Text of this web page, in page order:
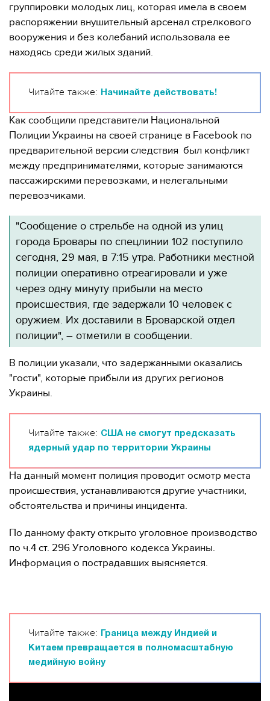
группировки молодых лиц, которая имела в своем
распоряжении внушительный арсенал стрелкового
вооружения и без колебаний использовала ее
находясь среди жилых зданий.
Читайте также: Начинайте действовать!
Как сообщили представители Национальной
Полиции Украины на своей странице в Facebook по
предварительной версии следствия был конфликт
между предпринимателями, которые занимаются
пассажирскими перевозками, и нелегальными
перевозчиками.
"Сообщение о стрельбе на одной из улиц
города Бровары по спецлинии 102 поступило
сегодня, 29 мая, в 7:15 утра. Работники местной
полиции оперативно отреагировали и уже
через одну минуту прибыли на место
происшествия, где задержали 10 человек с
оружием. Их доставили в Броварской отдел
полиции", – отметили в сообщении.
В полиции указали, что задержанными оказались
"гости", которые прибыли из других регионов
Украины.
Читайте также: США не смогут предсказать
ядерный удар по территории Украины
На данный момент полиция проводит осмотр места
происшествия, устанавливаются другие участники,
обстоятельства и причины инцидента.
По данному факту открыто уголовное производство
по ч.4 ст. 296 Уголовного кодекса Украины.
Информация о пострадавших выясняется.
Читайте также:
Граница между Индией и
Китаем превращается в полномасштабную
медийную войну